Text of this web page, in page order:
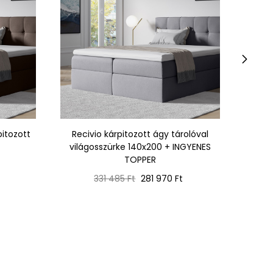
Recivio kárpitozott ágy tárolóval
világosszürke 140x200 + INGYENES
TOPPER
Normál
331 485 Ft Ár
281 970 Ft